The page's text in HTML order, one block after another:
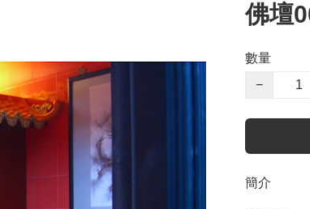
佛壇
數量
−
簡介